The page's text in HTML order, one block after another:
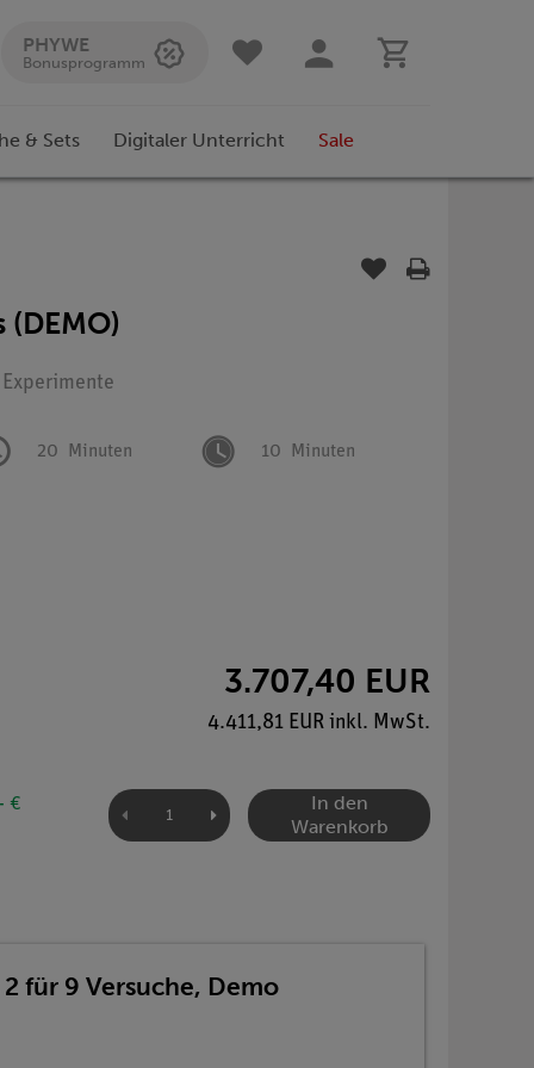
PHYWE
Bonusprogramm
& Sets Digitaler Unterricht Sale
20 Minuten 10 Minuten
3.707,40 EUR
4.411,81 EUR inkl. MwSt.
€
In den
Warenkorb
für 9 Versuche, Demo